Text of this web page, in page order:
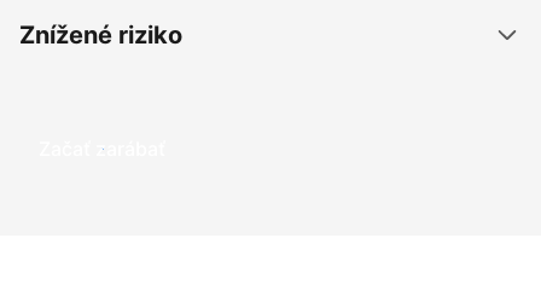
Znížené riziko
Začať zarábať